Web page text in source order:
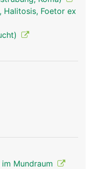
Halitosis, Foetor ex
Mundraum